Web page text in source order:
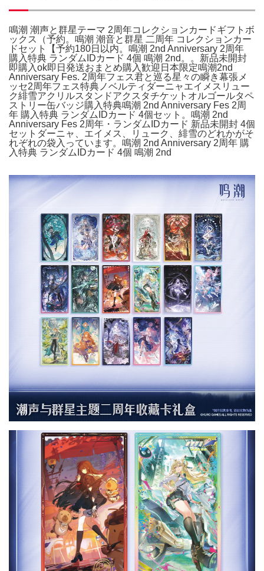
鳴潮 潮声と群星テーマ 2周年コレクションカードギフトボ
ックス（予約。鳴潮 潮音と群星 二周年 コレクションカー
ドセット【予約180日以内。鳴潮 2nd Anniversary 2周年
購入特典 ランダムIDカード 4個 鳴潮 2nd。。新品未開封
即購入ok即日発送おまとめ購入歓迎日本限定鳴潮2nd
Anniversary Fes. 2周年フェス君と巡る星々の瞬き幕張メ
ッセ2周年フェス特典ノベルティダーニャエイメスリュー
ク緋雪アクリルスタンドアクスタチケットオルゴールタペ
ストリー缶バッジ購入特典鳴潮 2nd Anniversary Fes 2周
年 購入特典 ランダムIDカード 4個セット。鳴潮 2nd
Anniversary Fes 2周年・ランダムIDカード 新品未開封 4個
セットダーニャ、エイメス、リューク、緋雪のどれかがそ
れぞれの袋入っています。鳴潮 2nd Anniversary 2周年 購
入特典 ランダムIDカード 4個 鳴潮 2nd